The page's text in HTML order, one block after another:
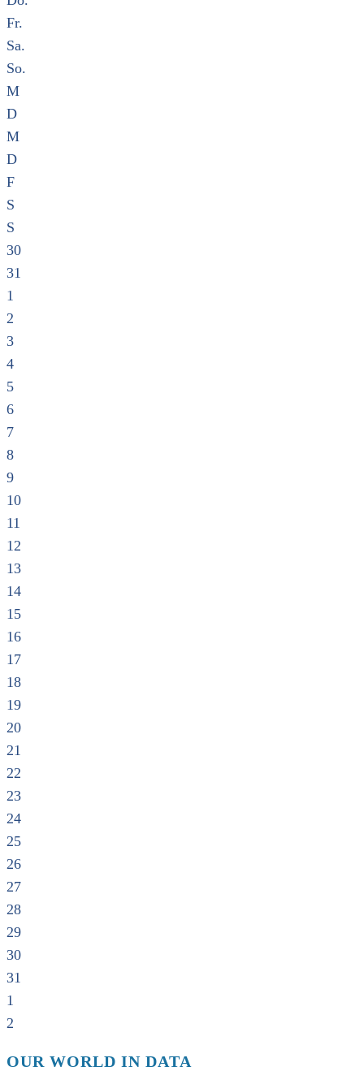
Fr.
Sa.
So.
M
D
M
D
F
S
S
30
31
1
2
3
4
5
6
7
8
9
10
11
12
13
14
15
16
17
18
19
20
21
22
23
24
25
26
27
28
29
30
31
1
2
OUR WORLD IN DATA